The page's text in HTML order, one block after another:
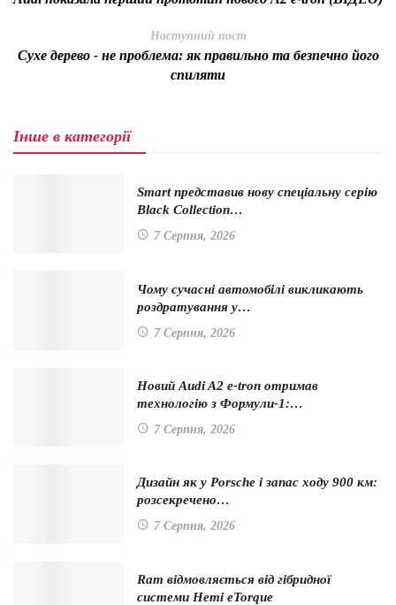
Наступний пост
Сухе дерево - не проблема: як правильно та безпечно його
спиляти
Інше в категорії
Smart представив нову спеціальну серію
Black Collection…
7 Серпня, 2026
Чому сучасні автомобілі викликають
роздратування у…
7 Серпня, 2026
Новий Audi A2 e-tron отримав
технологію з Формули-1:…
7 Серпня, 2026
Дизайн як у Porsche і запас ходу 900 км:
розсекречено…
7 Серпня, 2026
Ram відмовляється від гібридної
системи Hemi eTorque